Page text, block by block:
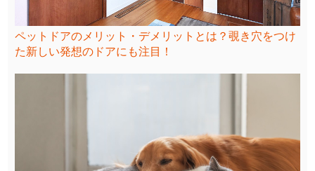
ペットドアのメリット・デメリットとは？覗き穴をつけ
た新しい発想のドアにも注目！